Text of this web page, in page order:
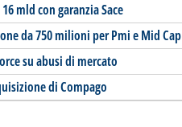
mld con garanzia Sace
da 750 milioni per Pmi e Mid Cap
su abusi di mercato
di Compago